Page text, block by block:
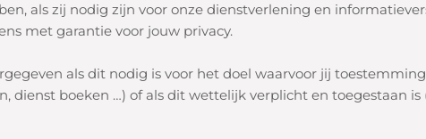
als zij nodig zijn voor onze dienstverlening en
met garantie voor jouw privacy.
als dit nodig is voor het doel waarvoor jij
dienst boeken …) of als dit wettelijk verplicht en toegestaan